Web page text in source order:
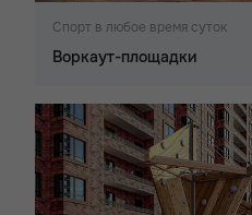
Спорт в любое время суток
Воркаут-площадки